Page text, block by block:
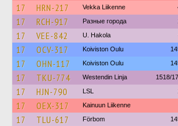
17 HRN-217 Vekka Liikenne
17 RCH-917 Разные города
17 VEE-842 U. Hakola
17 OCV-317 Koiviston Oulu
17 OHN-117 Koiviston Oulu
17 TKU-774 Westendin Linja 1518/
17 HJN-790 LSL
17 OEX-317 Kainuun Liikenne
17 TLU-617 Förbom